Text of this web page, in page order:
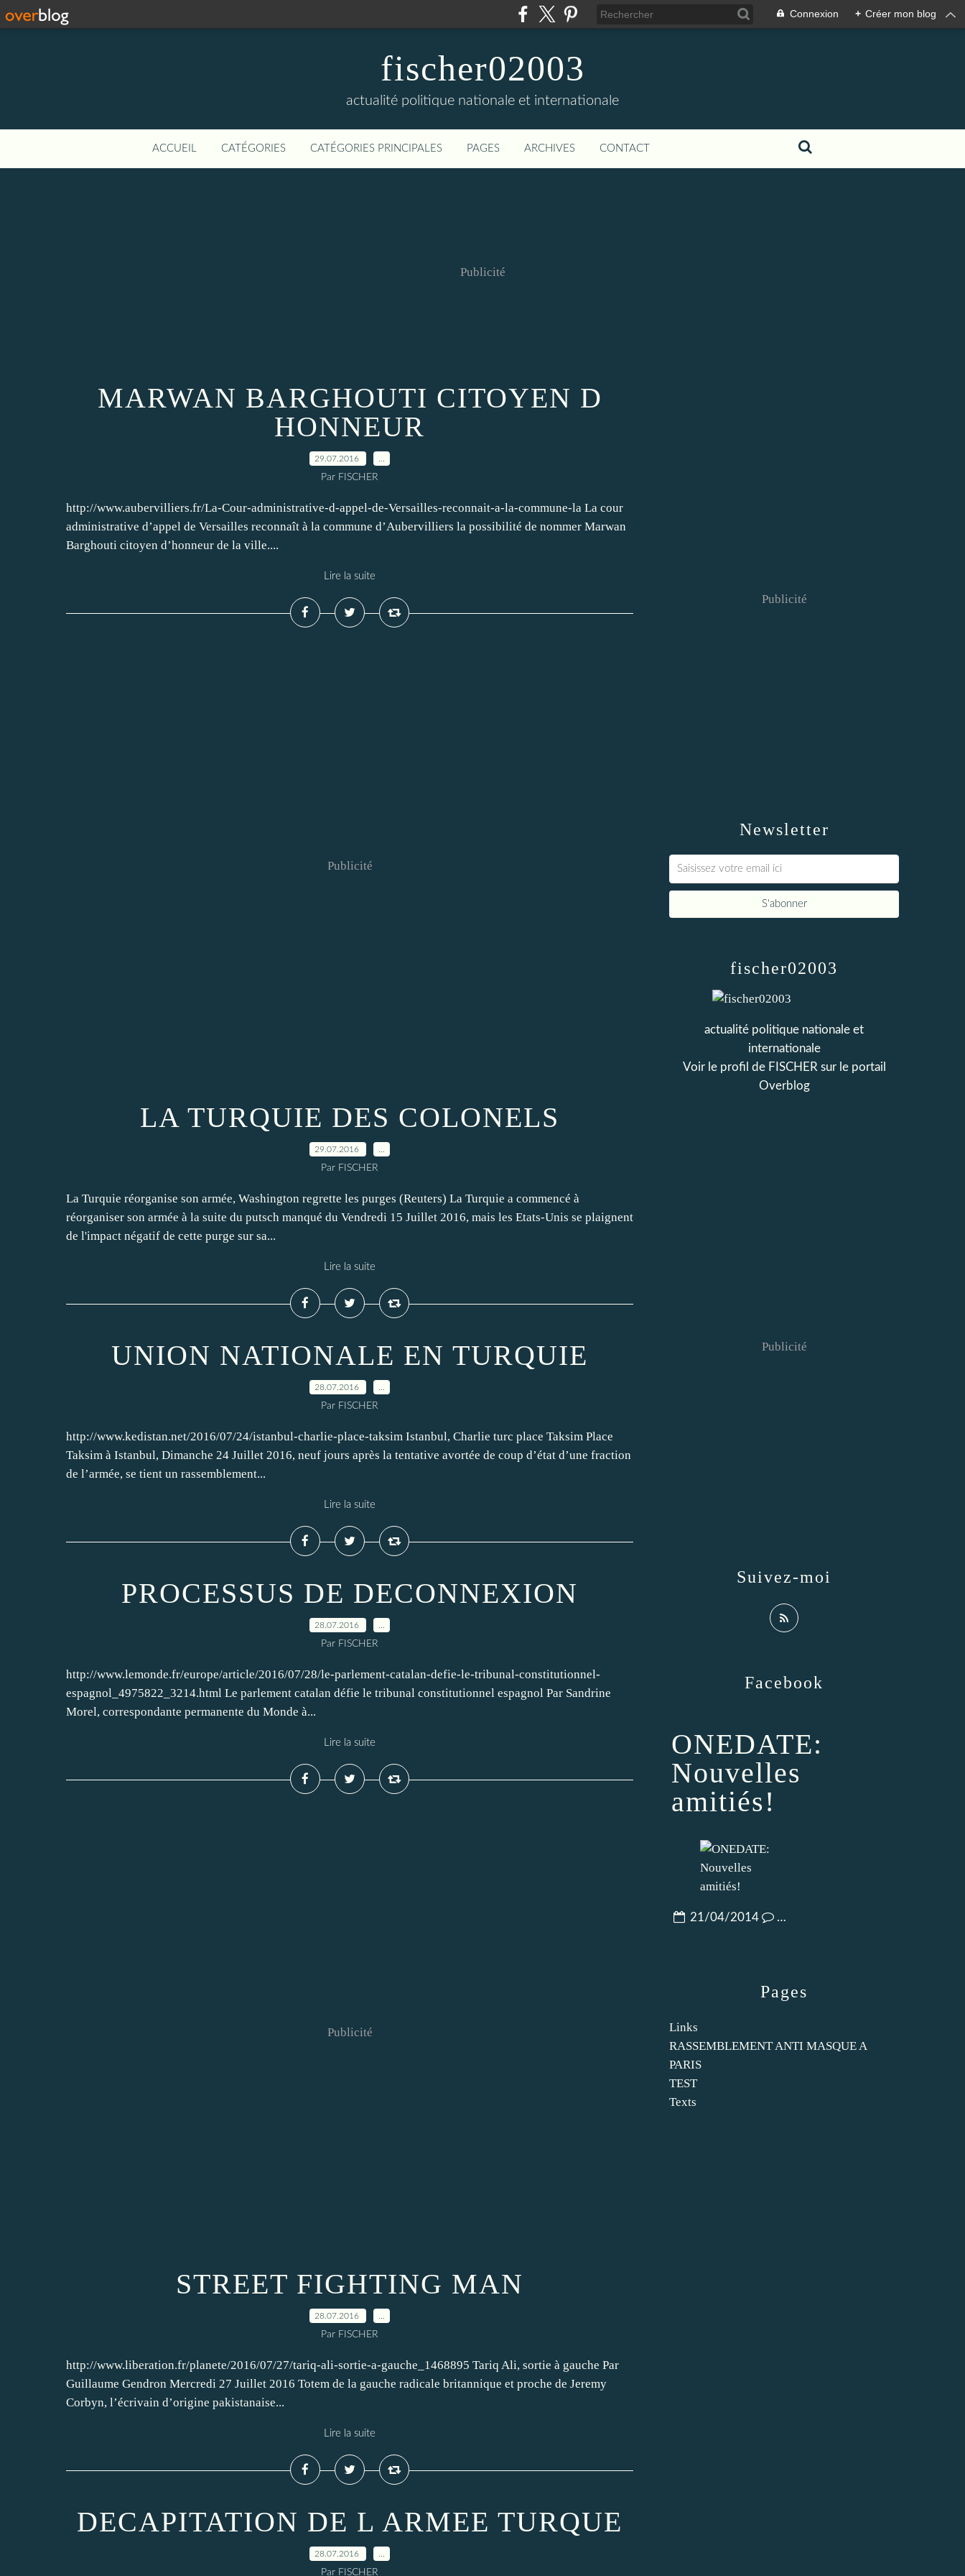
Connexion + Créer mon blog
fischer02003
actualité politique nationale et internationale
ACCUEIL CATÉGORIES CATÉGORIES PRINCIPALES PAGES ARCHIVES CONTACT
Publicité
MARWAN BARGHOUTI CITOYEN D
HONNEUR
29.07.2016
Par FISCHER
http://www.aubervilliers.fr/La-Cour-administrative-d-appel-de-Versailles-reconnait-a-la-commune-la La cour
administrative d’appel de Versailles reconnaît à la commune d’Aubervilliers la possibilité de nommer Marwan
Barghouti citoyen d’honneur de la ville....
Lire la suite
Publicité
LA TURQUIE DES COLONELS
29.07.2016
Par FISCHER
La Turquie réorganise son armée, Washington regrette les purges (Reuters) La Turquie a commencé à
réorganiser son armée à la suite du putsch manqué du Vendredi 15 Juillet 2016, mais les Etats-Unis se plaignent
de l'impact négatif de cette purge sur sa...
Lire la suite
UNION NATIONALE EN TURQUIE
28.07.2016
Par FISCHER
http://www.kedistan.net/2016/07/24/istanbul-charlie-place-taksim Istanbul, Charlie turc place Taksim Place
Taksim à Istanbul, Dimanche 24 Juillet 2016, neuf jours après la tentative avortée de coup d’état d’une fraction
de l’armée, se tient un rassemblement...
Lire la suite
PROCESSUS DE DECONNEXION
28.07.2016
Par FISCHER
http://www.lemonde.fr/europe/article/2016/07/28/le-parlement-catalan-defie-le-tribunal-constitutionnel-
espagnol_4975822_3214.html Le parlement catalan défie le tribunal constitutionnel espagnol Par Sandrine
Morel, correspondante permanente du Monde à...
Lire la suite
Publicité
STREET FIGHTING MAN
28.07.2016
Par FISCHER
http://www.liberation.fr/planete/2016/07/27/tariq-ali-sortie-a-gauche_1468895 Tariq Ali, sortie à gauche Par
Guillaume Gendron Mercredi 27 Juillet 2016 Totem de la gauche radicale britannique et proche de Jeremy
Corbyn, l’écrivain d’origine pakistanaise...
Lire la suite
DECAPITATION DE L ARMEE TURQUE
28.07.2016
Par FISCHER
Newsletter
Publicité
Pages
Links
RASSEMBLEMENT ANTI MASQUE A
PARIS
TEST
Texts
fischer02003
actualité politique nationale et
internationale
Voir le profil de FISCHER sur le portail
Overblog
Suivez-moi
Facebook
ONEDATE:
Nouvelles
amitiés!
21/04/2014 …
Publicité